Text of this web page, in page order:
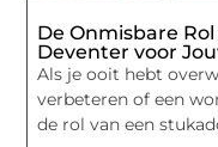
De Onmisbare
Deventer voor
Als je ooit hebt
verbeteren of een
de rol van een